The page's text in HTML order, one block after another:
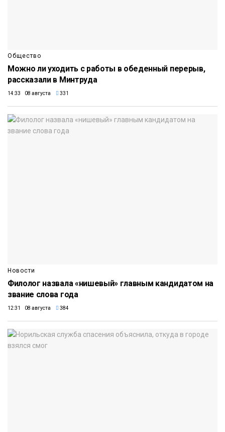
Общество
Можно ли уходить с работы в обеденный перерыв,
рассказали в Минтруда
14:33 08 августа 331
Новости
Филолог назвала «нишевый» главным кандидатом на
звание слова года
12:31 08 августа 384